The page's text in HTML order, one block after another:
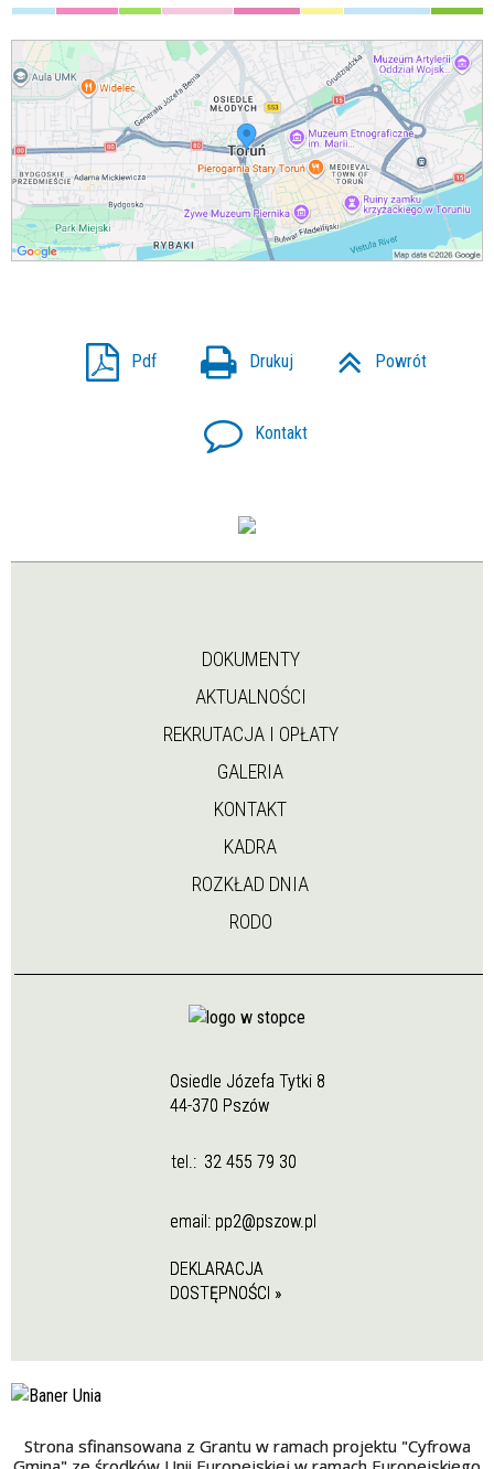
Pdf Drukuj Powrót
Kontakt
DOKUMENTY
AKTUALNOŚCI
REKRUTACJA I OPŁATY
GALERIA
KONTAKT
KADRA
ROZKŁAD DNIA
RODO
Osiedle Józefa Tytki 8
44-370 Pszów
tel.: 32 455 79 30
email: pp2@pszow.pl
DEKLARACJA
DOSTĘPNOŚCI »
Strona sfinansowana z Grantu w ramach projektu "Cyfrowa